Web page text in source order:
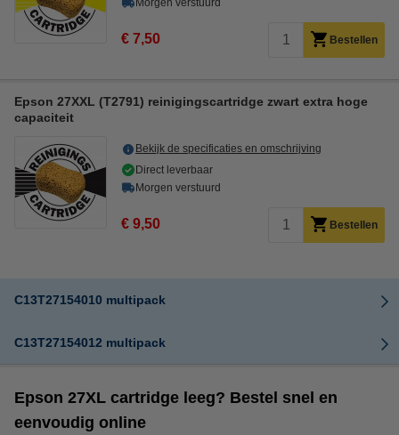
Morgen verstuurd
€ 7,50 Bestellen
Epson 27XXL (T2791) reinigingscartridge zwart extra hoge
capaciteit
Bekijk de specificaties en omschrijving
Direct leverbaar
Morgen verstuurd
€ 9,50 Bestellen
C13T27154010 multipack
C13T27154012 multipack
Epson 27XL cartridge leeg? Bestel snel en
eenvoudig online